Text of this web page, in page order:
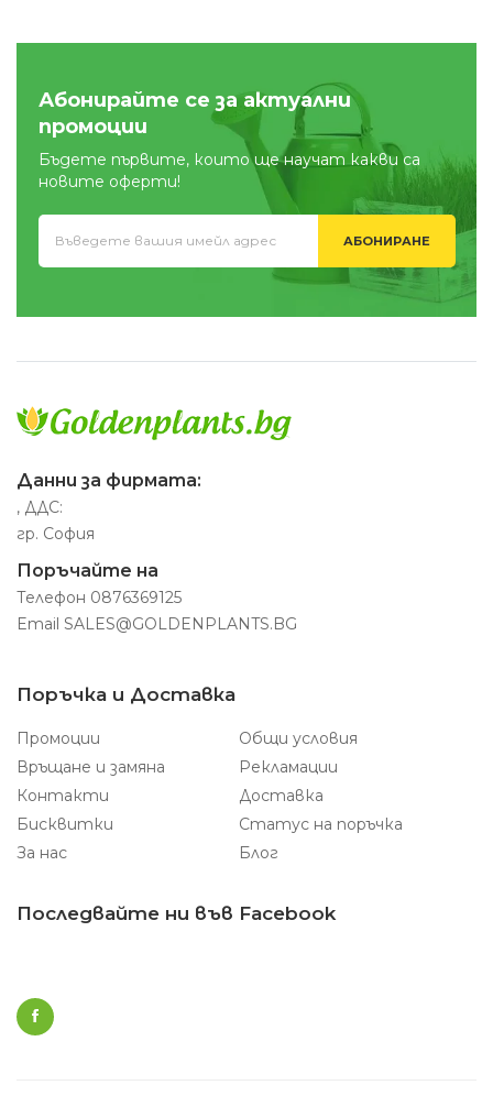
Абонирайте се за актуални
промоции
Бъдете първите, които ще научат какви са
новите оферти!
АБОНИРАНЕ
Данни за фирмата:
, ДДС:
гр. София
Поръчайте на
Телефон 0876369125
Email SALES@GOLDENPLANTS.BG
Поръчка и Доставка
Промоции
Общи условия
Връщане и замяна
Рекламации
Контакти
Доставка
Бисквитки
Статус на поръчка
За нас
Блог
Последвайте ни във Facebook